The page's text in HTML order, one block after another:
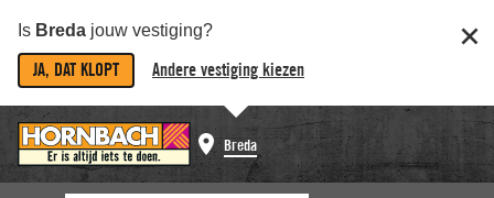
Is Breda jouw vestiging?
JA, DAT KLOPT Andere vestiging kiezen
Breda